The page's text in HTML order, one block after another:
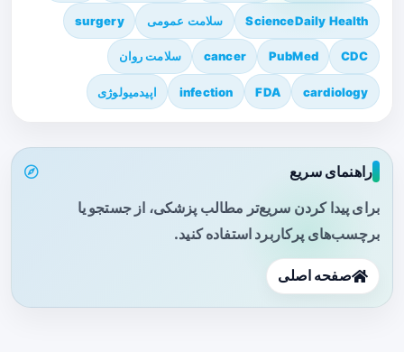
ScienceDaily Health سلامت عمومی surgery
CDC
PubMed
cancer سلامت روان
cardiology
FDA
infection اپیدمیولوژی
راهنمای سریع
برای پیدا کردن سریع‌تر مطالب پزشکی، از جستجو یا
برچسب‌های پرکاربرد استفاده کنید.
صفحه اصلی